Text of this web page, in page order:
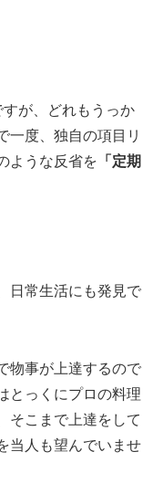
が、
どれもうっか
一度、 独自の項目リ
ような反省を 「定期
日常生活にも発見で
物事が上達するので
とっくにプロの料理
そこまで上達をして
当人も望んでいませ